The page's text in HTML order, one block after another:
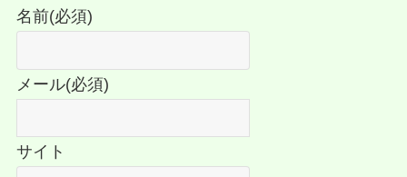
名前(必須)
メール(必須)
サイト